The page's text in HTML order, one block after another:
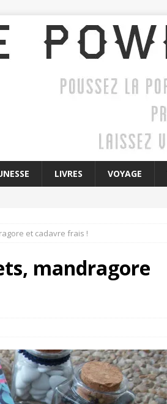
LIVRES VOYAGE
et cadavre frais !
mandragore